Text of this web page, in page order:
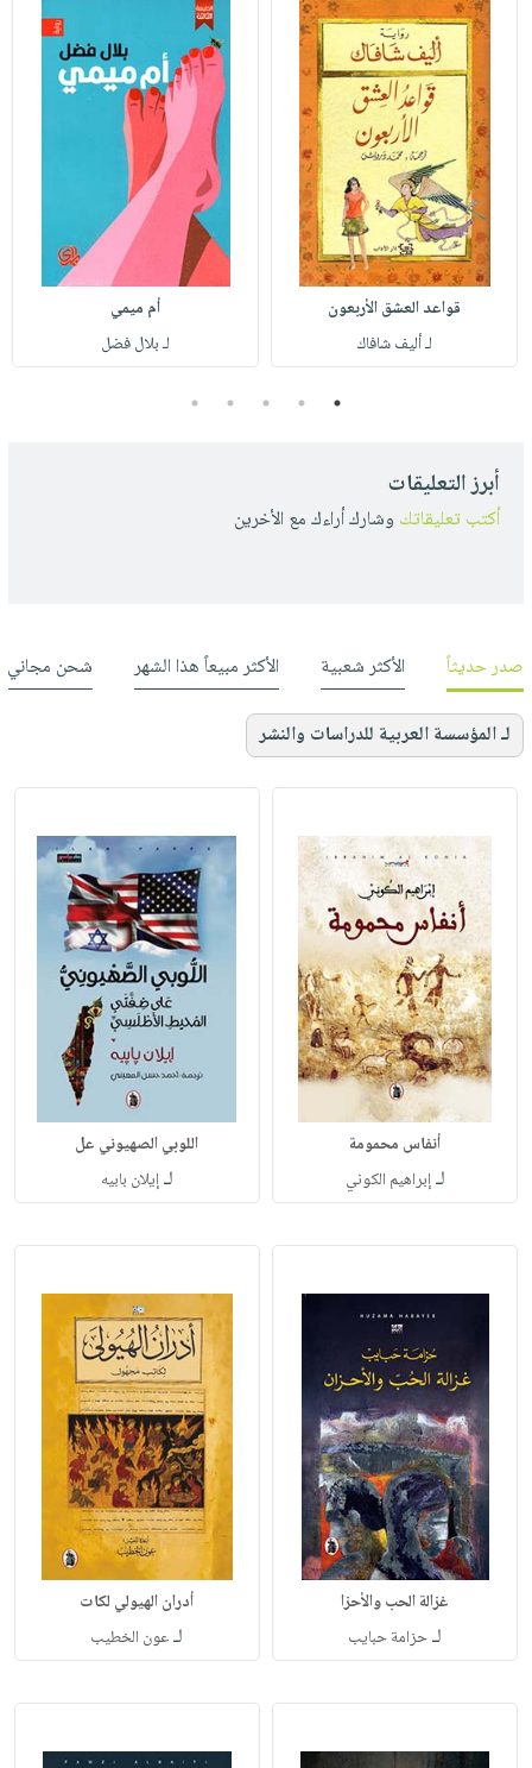
قواعد العشق الأربعون
لـ أليف شافاك
أم ميمي
لـ بلال فضل
1
2
3
4
5
أبرز التعليقات
أكتب تعليقاتك وشارك أراءك مع الأخرين
صدر حديثاً الأكثر شعبية الأكثر مبيعاً هذا الشهر شحن مجاني
لـ المؤسسة العربية للدراسات والنشر
أنفاس محمومة
لـإبراهيم الكوني
اللوبي الصهيوني عل
لـإيلان بابيه
غزالة الحب والأحزا
لـحزامة حبايب
أدران الهيولي لكات
لـعون الخطيب